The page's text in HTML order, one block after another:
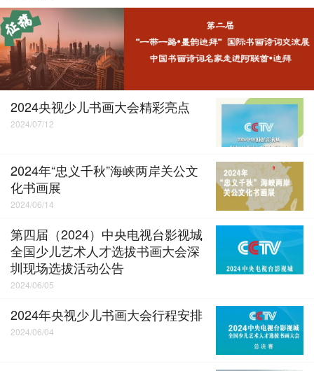
2024央视少儿书画大会精彩亮点
2024/07/12
2024年“忠义千秋”海峡两岸关公文
化书画展
2024/06/14
第四届（2024）中央电视台影视城
全国少儿艺术人才选拔书画大会深
圳现场选拔活动公告
2024/06/05
2024年央视少儿书画大会行程安排
2024/06/04